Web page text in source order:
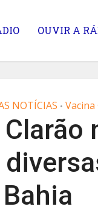
OUVIR A
NOTÍCIAS •
Bahia